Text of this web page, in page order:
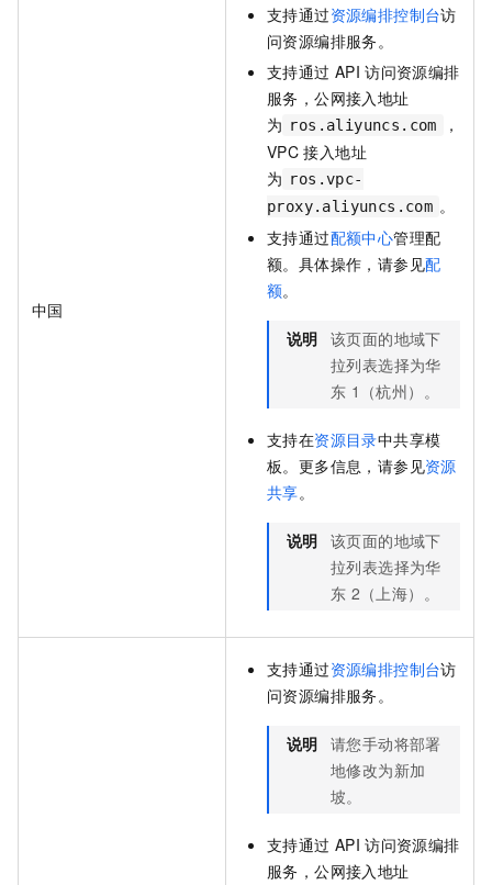
中国
支持通过资源编排控制台访
问资源编排服务。
支持通过 API 访问资源编排
服务，公网接入地址
为 ros.aliyuncs.com
，
VPC 接入地址
为 ros.vpc-
proxy.aliyuncs.com 。
支持通过配额中心管理配
额。具体操作，请参见配
额。
说明 该页面的地域下
拉列表选择为华
东 1（杭州）。
支持在资源目录中共享模
板。更多信息，请参见资源
共享。
说明 该页面的地域下
拉列表选择为华
东 2（上海）。
支持通过资源编排控制台访
问资源编排服务。
说明 请您手动将部署
地修改为新加
坡。
支持通过 API 访问资源编排
服务，公网接入地址